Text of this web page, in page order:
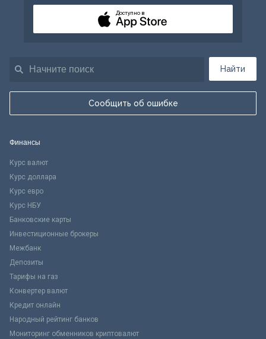
Найти
Сообщить об ошибке
Доступно в
Финансы
Курс валют
Курс доллара
Курс евро
Курс НБУ
Банковские карты
Инвестиционные брокеры
Межбанк
Депозиты
Тарифы на газ
Конвертер валют
Кредит онлайн
Народный рейтинг банков
Мониторинг обменников криптовалют